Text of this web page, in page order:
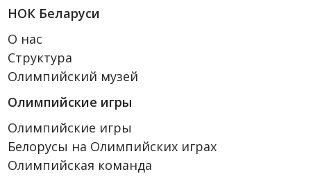
НОК Беларуси
О нас
Структура
Олимпийский музей
Олимпийские игры
Олимпийские игры
Белорусы на Олимпийских играх
Олимпийская команда